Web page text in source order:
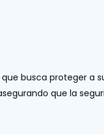
busca proteger a
que la